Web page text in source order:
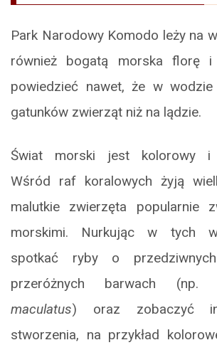
Park Narodowy Komodo leży na
również bogatą morska florę i
powiedzieć nawet, że w
gatunków zwierząt niż na lądzie.
Świat morski jest kolorowy i
Wśród raf koralowych żyją
malutkie zwierzęta popularnie
morskimi. Nurkując w tych
spotkać ryby o
przeróżnych barwach
maculatus) oraz zobaczyć
stworzenia, na przykład